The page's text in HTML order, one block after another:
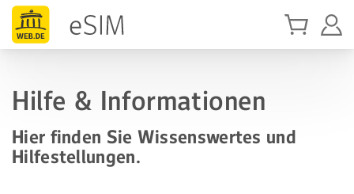
Hilfe & Informationen
Hier finden Sie Wissenswertes und
Hilfestellungen.